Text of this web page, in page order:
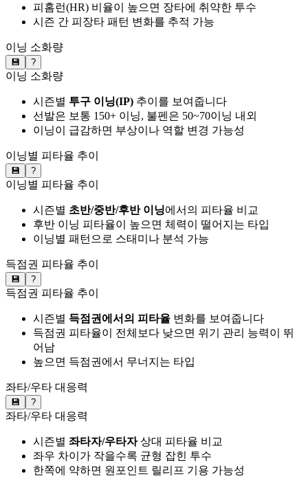
피홈런(HR) 비율이 높으면 장타에 취약한 투수
시즌 간 피장타 패턴 변화를 추적 가능
이닝 소화량
💾 ?
이닝 소화량
시즌별 투구 이닝(IP) 추이를 보여줍니다
선발은 보통 150+ 이닝, 불펜은 50~70이닝 내외
이닝이 급감하면 부상이나 역할 변경 가능성
이닝별 피타율 추이
💾 ?
이닝별 피타율 추이
시즌별 초반/중반/후반 이닝에서의 피타율 비교
후반 이닝 피타율이 높으면 체력이 떨어지는 타입
이닝별 패턴으로 스태미나 분석 가능
득점권 피타율 추이
💾 ?
득점권 피타율 추이
시즌별 득점권에서의 피타율 변화를 보여줍니다
득점권 피타율이 전체보다 낮으면 위기 관리 능력이 뛰
어남
높으면 득점권에서 무너지는 타입
좌타/우타 대응력
💾 ?
좌타/우타 대응력
시즌별 좌타자/우타자상대 피타율 비교
좌우 차이가 작을수록 균형 잡힌 투수
한쪽에 약하면 원포인트 릴리프 기용 가능성